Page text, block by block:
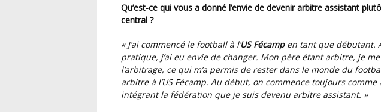
Qu’est-ce qui vous a donné l’envie de devenir arbitre assistant plutôt que joueur ou arbitre
central ?
« J’ai commencé le football à l’ US Fécampen tant que débutant.
pratique, j’ai eu envie de changer. Mon père étant arbitre, je
l’arbitrage, ce qui m’a permis de rester dans le monde du
arbitre à l’US Fécamp. Au début, on commence toujours comme
intégrant la fédération que je suis devenu arbitre assistant. »